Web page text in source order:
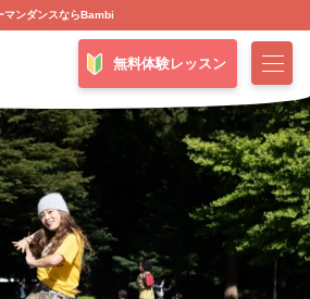
マンダンスならBambi
無料体験レッスン